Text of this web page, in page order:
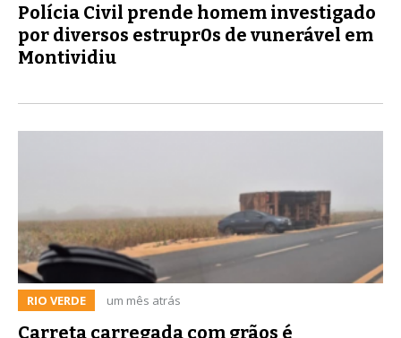
Polícia Civil prende homem investigado
por diversos estrupr0s de vunerável em
Montividiu
RIO VERDE um mês atrás
Carreta carregada com grãos é